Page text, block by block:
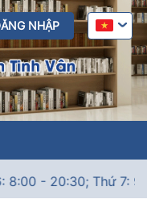
NHẬP
- 20:30; Thứ 7: 9:00